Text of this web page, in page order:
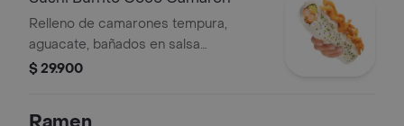
Relleno de camarones tempura,
aguacate, bañados en salsa
acevichada y crema de coco con un
$ 29.900